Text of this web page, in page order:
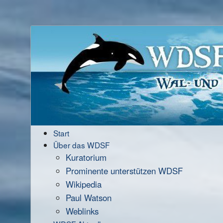
Start
Über das WDSF
Kuratorium
Prominente unterstützen WDSF
Wikipedia
Paul Watson
Weblinks